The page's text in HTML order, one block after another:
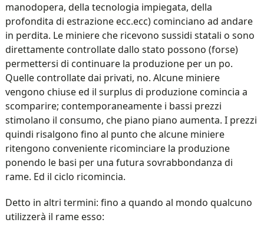
manodopera, della tecnologia impiegata, della
profondita di estrazione ecc.ecc) cominciano ad andare
in perdita. Le miniere che ricevono sussidi statali o sono
direttamente controllate dallo stato possono (forse)
permettersi di continuare la produzione per un po.
Quelle controllate dai privati, no. Alcune miniere
vengono chiuse ed il surplus di produzione comincia a
scomparire; contemporaneamente i bassi prezzi
stimolano il consumo, che piano piano aumenta. I prezzi
quindi risalgono fino al punto che alcune miniere
ritengono conveniente ricominciare la produzione
ponendo le basi per una futura sovrabbondanza di
rame. Ed il ciclo ricomincia.
Detto in altri termini: fino a quando al mondo qualcuno
utilizzerà il rame esso: